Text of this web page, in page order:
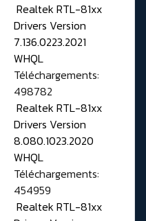
Realtek RTL-81xx
Drivers Version
7.136.0223.2021
WHQL
Téléchargements:
498782
Realtek RTL-81xx
Drivers Version
8.080.1023.2020
WHQL
Téléchargements:
454959
Realtek RTL-81xx